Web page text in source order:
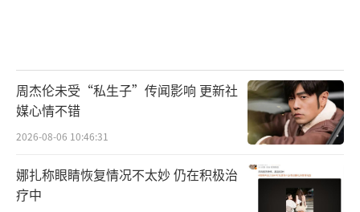
周杰伦未受“私生子”传闻影响 更新社
媒心情不错
2026-08-06 10:46:31
娜扎称眼睛恢复情况不太妙 仍在积极治
疗中